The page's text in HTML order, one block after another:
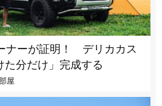
ナーが証明！ デリカカス
た分だけ」完成する
屋